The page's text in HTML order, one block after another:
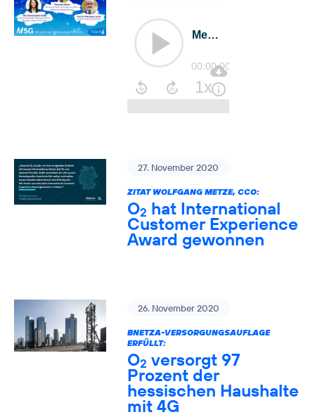
27. November 2020
ZITAT WOLFGANG METZE, CCO:
O2 hat International
Customer Experience
Award gewonnen
26. November 2020
BNETZA-VERSORGUNGSAUFLAGE
ERFÜLLT:
O2 versorgt 97
Prozent der
hessischen Haushalte
mit 4G